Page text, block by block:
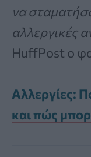
να
αλλεργικές
HuffPost ο
Αλλεργίες:
και πώς